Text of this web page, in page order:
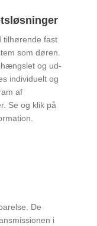
tilhørende fast
som døren.
og ud-
individuelt og
af
Se og klik på
De
i